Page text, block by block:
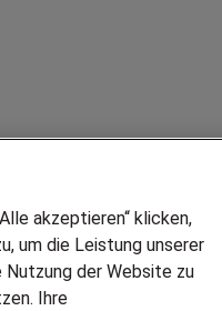
akzeptieren“ klicken,
um die Leistung unserer
Nutzung der Website zu
Ihre